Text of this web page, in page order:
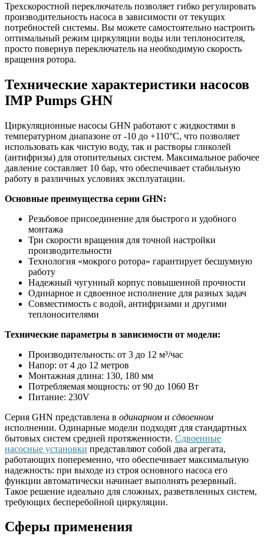
Трехскоростной переключатель позволяет гибко регулировать
производительность насоса в зависимости от текущих
потребностей системы. Вы можете самостоятельно настроить
оптимальный режим циркуляции воды или теплоносителя,
просто повернув переключатель на необходимую скорость
вращения ротора.
Технические характеристики насосов
IMP Pumps GHN
Циркуляционные насосы GHN работают с жидкостями в
температурном диапазоне от -10 до +110°C, что позволяет
использовать как чистую воду, так и растворы гликолей
(антифризы) для отопительных систем. Максимальное рабочее
давление составляет 10 бар, что обеспечивает стабильную
работу в различных условиях эксплуатации.
Основные преимущества серии GHN:
Резьбовое присоединение для быстрого и удобного
монтажа
Три скорости вращения для точной настройки
производительности
Технология «мокрого ротора» гарантирует бесшумную
работу
Надежный чугунный корпус повышенной прочности
Одинарное и сдвоенное исполнение для разных задач
Совместимость с водой, антифризами и другими
теплоносителями
Технические параметры в зависимости от модели:
Производительность: от 3 до 12 м³/час
Напор: от 4 до 12 метров
Монтажная длина: 130, 180 мм
Потребляемая мощность: от 90 до 1060 Вт
Питание: 230V
Серия GHN представлена в одинарном и сдвоенном
исполнении. Одинарные модели подходят для стандартных
бытовых систем средней протяженности. Сдвоенные
насосные установки представляют собой два агрегата,
работающих попеременно, что обеспечивает максимальную
надежность: при выходе из строя основного насоса его
функции автоматически начинает выполнять резервный.
Такое решение идеально для сложных, разветвленных систем,
требующих бесперебойной циркуляции.
Сферы применения